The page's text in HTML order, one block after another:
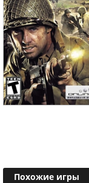
Похожие игры